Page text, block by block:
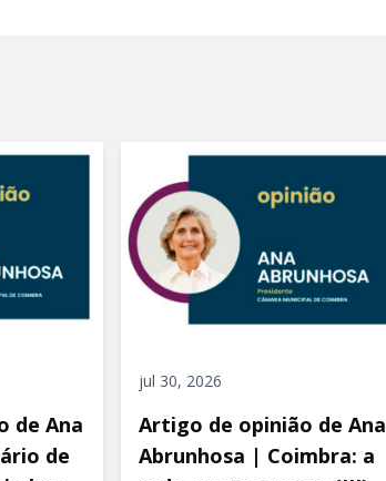
de Ana
de
jul 30, 2026
Artigo de opinião de Ana
Abrunhosa | Coimbra: a